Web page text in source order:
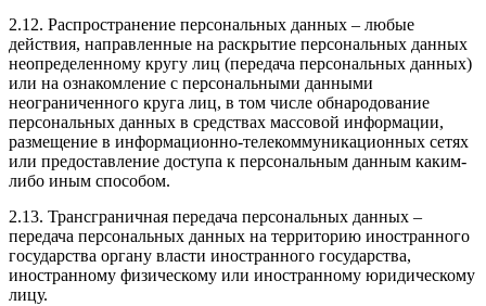
2.12. Распространение персональных данных – любые
действия, направленные на раскрытие персональных данных
неопределенному кругу лиц (передача персональных данных)
или на ознакомление с персональными данными
неограниченного круга лиц, в том числе обнародование
персональных данных в средствах массовой информации,
размещение в информационно-телекоммуникационных сетях
или предоставление доступа к персональным данным каким-
либо иным способом.
2.13. Трансграничная передача персональных данных –
передача персональных данных на территорию иностранного
государства органу власти иностранного государства,
иностранному физическому или иностранному юридическому
лицу.